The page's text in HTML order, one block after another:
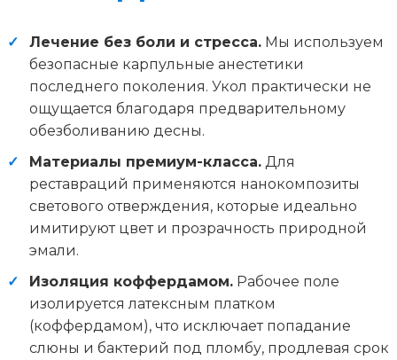
Лечение без боли и стресса. Мы используем
безопасные карпульные анестетики
последнего поколения. Укол практически не
ощущается благодаря предварительному
обезболиванию десны.
Материалы премиум-класса. Для
реставраций применяются нанокомпозиты
светового отверждения, которые идеально
имитируют цвет и прозрачность природной
эмали.
Изоляция коффердамом. Рабочее поле
изолируется латексным платком
(коффердамом), что исключает попадание
слюны и бактерий под пломбу, продлевая срок